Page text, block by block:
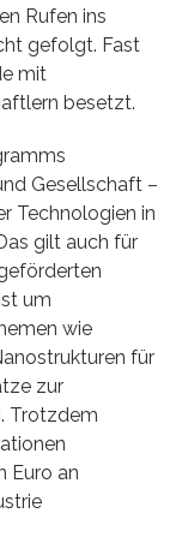
Rufen ins
gefolgt. Fast
mit
besetzt.
Gesellschaft –
Technologien in
gilt auch für
um
wie
für
zur
Trotzdem
Euro an